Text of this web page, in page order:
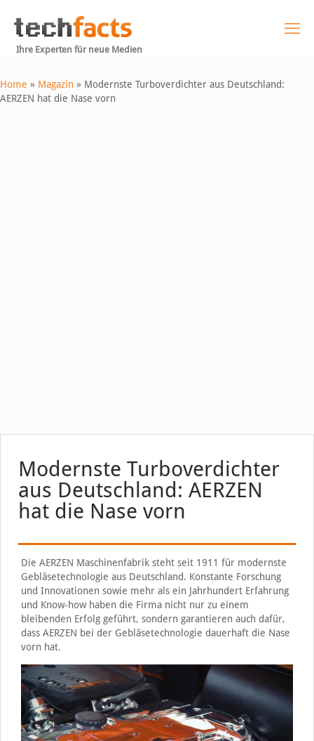
Ihre Experten für neue Medien
Home » Magazin » Modernste Turboverdichter aus Deutschland:
AERZEN hat die Nase vorn
Modernste Turboverdichter
aus Deutschland: AERZEN
hat die Nase vorn
Die AERZEN Maschinenfabrik steht seit 1911 für modernste
Gebläsetechnologie aus Deutschland. Konstante Forschung
und Innovationen sowie mehr als ein Jahrhundert Erfahrung
und Know-how haben die Firma nicht nur zu einem
bleibenden Erfolg geführt, sondern garantieren auch dafür,
dass AERZEN bei der Gebläsetechnologie dauerhaft die Nase
vorn hat.